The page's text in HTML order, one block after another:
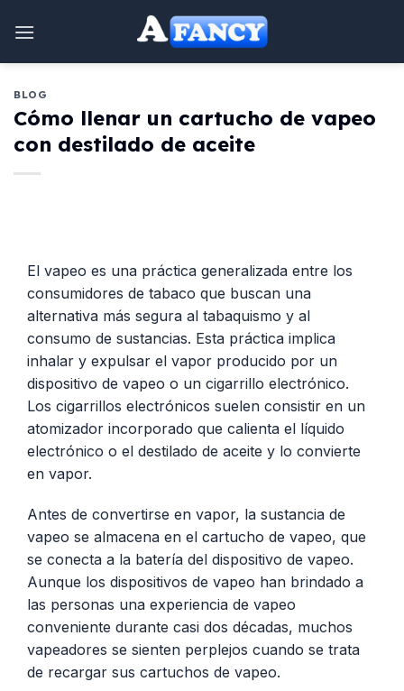
BLOG
Cómo llenar un cartucho de vapeo
con destilado de aceite
El vapeo es una práctica generalizada entre los
consumidores de tabaco que buscan una
alternativa más segura al tabaquismo y al
consumo de sustancias. Esta práctica implica
inhalar y expulsar el vapor producido por un
dispositivo de vapeo o un cigarrillo electrónico.
Los cigarrillos electrónicos suelen consistir en un
atomizador incorporado que calienta el líquido
electrónico o el destilado de aceite y lo convierte
en vapor.
Antes de convertirse en vapor, la sustancia de
vapeo se almacena en el cartucho de vapeo, que
se conecta a la batería del dispositivo de vapeo.
Aunque los dispositivos de vapeo han brindado a
las personas una experiencia de vapeo
conveniente durante casi dos décadas, muchos
vapeadores se sienten perplejos cuando se trata
de recargar sus cartuchos de vapeo.